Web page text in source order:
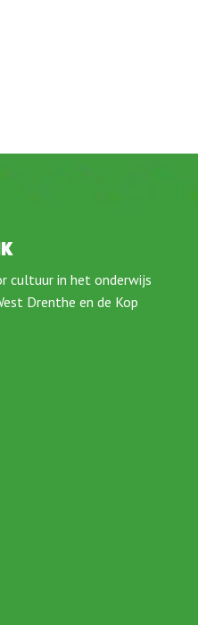
cultuur in het onderwijs
Drenthe en de Kop